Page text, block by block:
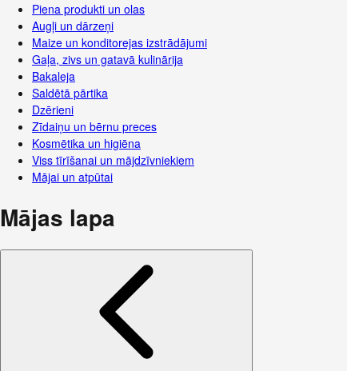
Piena produkti un olas
Augļi un dārzeņi
Maize un konditorejas izstrādājumi
Gaļa, zivs un gatavā kulinārija
Bakaleja
Saldētā pārtika
Dzērieni
Zīdaiņu un bērnu preces
Kosmētika un higiēna
Viss tīrīšanai un mājdzīvniekiem
Mājai un atpūtai
Mājas lapa